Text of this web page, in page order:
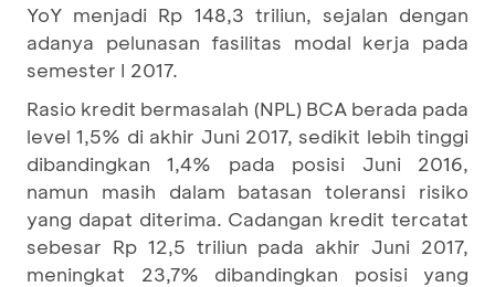
YoY menjadi Rp 148,3 triliun, sejalan dengan
adanya pelunasan fasilitas modal kerja pada
semester I 2017.
Rasio kredit bermasalah (NPL) BCA berada pada
level 1,5% di akhir Juni 2017, sedikit lebih tinggi
dibandingkan 1,4% pada posisi Juni 2016,
namun masih dalam batasan toleransi risiko
yang dapat diterima. Cadangan kredit tercatat
sebesar Rp 12,5 triliun pada akhir Juni 2017,
meningkat 23,7% dibandingkan posisi yang